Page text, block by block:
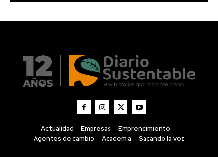
Actualidad Empresas
Emprendimiento
Agentes de cambio
Academia Sacando la voz